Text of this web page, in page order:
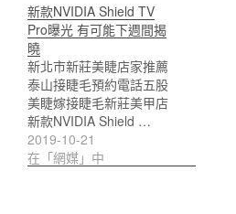
新款NVIDIA Shield TV
Pro曝光 有可能下週間揭
曉
新北市新莊美睫店家推薦
泰山接睫毛預約電話五股
美睫嫁接睫毛新莊美甲店
新款NVIDIA Shield …
2019-10-21
在「網媒」中